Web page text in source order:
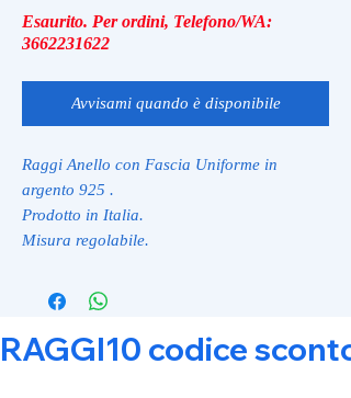
Esaurito. Per ordini, Telefono/WA:
3662231622
Avvisami quando è disponibile
Raggi Anello con Fascia Uniforme in
argento 925 .
Prodotto in Italia.
Misura regolabile.
RAGGI10 codice